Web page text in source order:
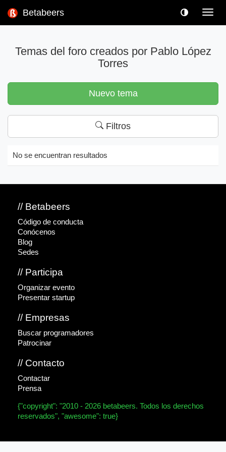
Betabeers
Temas del foro creados por Pablo López
Torres
Nuevo tema
Filtros
No se encuentran resultados
// Betabeers
Código de conducta
Conócenos
Blog
Sedes
// Participa
Organizar evento
Presentar startup
// Empresas
Buscar programadores
Patrocinar
// Contacto
Contactar
Prensa
{"copyright": "2010 - 2026 betabeers. Todos los derechos
reservados", "awesome": true}